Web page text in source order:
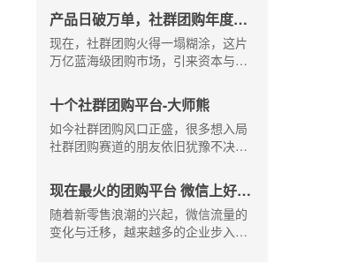
团小程序收费吗？快团团商家版的盈
利模式是什么？大师熊为你解答。
产品日破万单，社群团购年度十
强平台都是怎么做的?-大师熊
现在，社群团购火得一塌糊涂，这片
万亿蓝海级团购市场，引来资本与各
进驻，团购赛道好不热闹，百花齐
放，他们或是，跳脱原有行业将团队
属性在社群团购里继承再发展；或是
开辟第二事业，原有商业形态+社群团
十个社群团购平台-大师熊
如今社群团购风口正盛，很多想入局
社群团购赛道的朋友依旧犹豫不决，
大师熊小编给大家介绍一下做得好的
十大社群团购平台，希望可以给大家
点参考。
现在最火的团购平台 微信上好用
的团购小程序-大师熊
随着新零售浪潮的兴起，微信流量的
变化与迁移，越来越多的企业步入社